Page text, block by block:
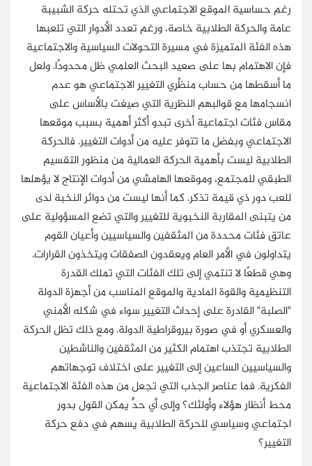
رغم حساسية الموقع الاجتماعي الذي تحتله حركة الشبيبة
عامة والحركة الطلابية خاصة، ورغم تعدد الأدوار التي تلعبها
هذه الفئة المتميزة في مسيرة التحولات السياسية والاجتماعية
فإن الاهتمام بها على صعيد البحث العلمي ظل محدودًا. ولعل
ما أسقطها من حساب منظِّري التغيير الاجتماعي هو عدم
انسجامها مع قوالبهم النظرية التي صيغت بالأساس على
مقاس فئات اجتماعية أخرى تبدو أكثر أهمية بسبب موقعها
الاجتماعي وبفضل ما تتوفر عليه من أدوات التغيير. فالحركة
الطلابية ليست بأهمية الحركة العمالية من منظور التقسيم
الطبقي للمجتمع، وموقعها الهامشي من أدوات الإنتاج لا يؤهلها
للعب دور ذي قيمة تذكر. كما أنها ليست من دوائر النخبة لدى
من يتبنى المقاربة النخبوية للتغيير والتي تضع المسؤولية على
عاتق فئات محددة من المثقفين والسياسيين وأعيان القوم
يتداولون في الأمر العام ويعقدون الصفقات ويتخذون القرارات.
وهي قطعًا لا تنتمي إلى تلك الفئات التي تملك القدرة
التنظيمية والقوة المادية والموقع المناسب من أجهزة الدولة
"الصلبة" القادرة على إحداث التغيير سواء في شكله الأمني
والعسكري أو في صورة بيروقراطية الدولة. ومع ذلك تظل الحركة
الطلابية تجتذب اهتمام الكثير من المثقفين والناشطين
والسياسيين الساعين إلى التغيير على اختلاف توجهاتهم
الفكرية. فما عناصر الجذب التي تجعل من هذه الفئة الاجتماعية
محط أنظار هؤلاء وأولئك؟ وإلى أي حدٍّ يمكن القول بدور
اجتماعي وسياسي للحركة الطلابية يسهم في دفع حركة
التغيير؟